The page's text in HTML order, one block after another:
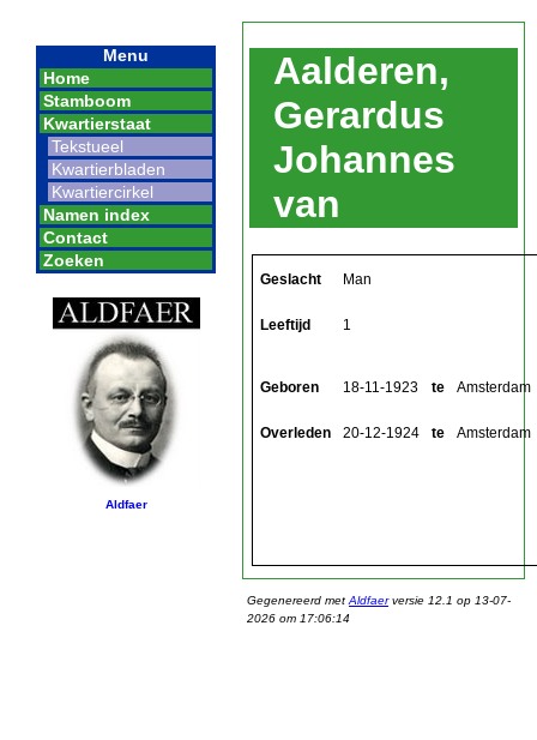
Menu
Home
Stamboom
Kwartierstaat
Tekstueel
Kwartierbladen
Kwartiercirkel
Namen index
Contact
Zoeken
Aldfaer
Aalderen,
Gerardus
Johannes
van
Geslacht Man
Leeftijd 1
Geboren 18-11-1923 te Amsterdam
Overleden 20-12-1924 te Amsterdam
Gegenereerd met Aldfaerversie 12.1 op 13-07-
2026 om 17:06:14